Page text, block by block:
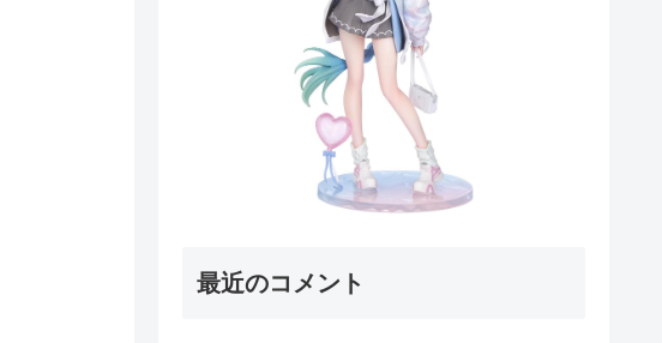
最近のコメント